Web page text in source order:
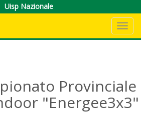
Uisp Nazionale
Provinciale
"Energee3x3"